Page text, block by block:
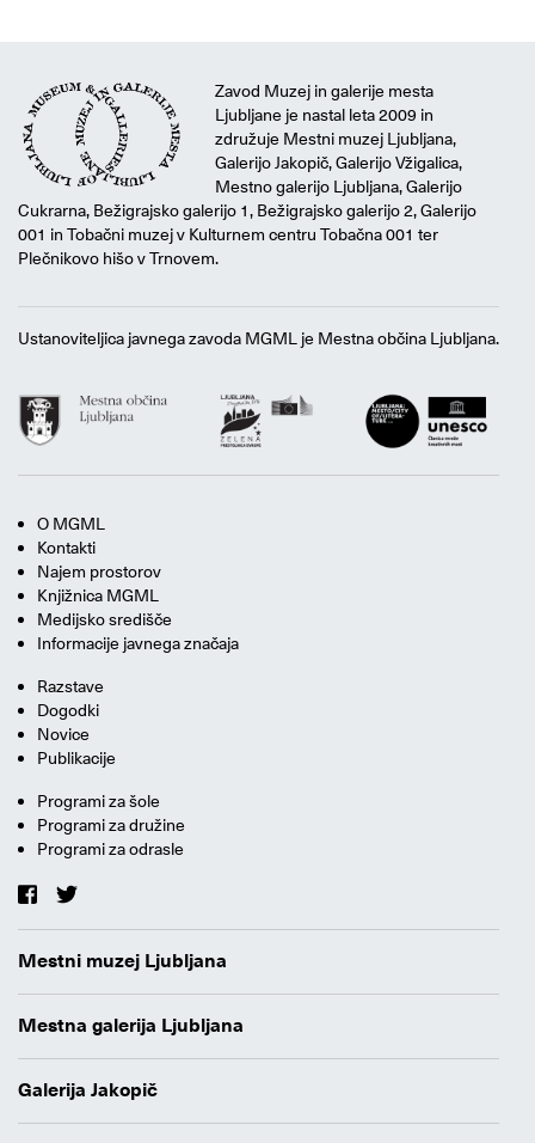
Zavod Muzej in galerije mesta
Ljubljane je nastal leta 2009 in
združuje Mestni muzej Ljubljana,
Galerijo Jakopič, Galerijo Vžigalica,
Mestno galerijo Ljubljana, Galerijo
Cukrarna, Bežigrajsko galerijo 1, Bežigrajsko galerijo 2, Galerijo
001 in Tobačni muzej v Kulturnem centru Tobačna 001 ter
Plečnikovo hišo v Trnovem.
Ustanoviteljica javnega zavoda MGML je Mestna občina Ljubljana.
O MGML
Kontakti
Najem prostorov
Knjižnica MGML
Medijsko središče
Informacije javnega značaja
Razstave
Dogodki
Novice
Publikacije
Programi za šole
Programi za družine
Programi za odrasle
Mestni muzej Ljubljana
Mestna galerija Ljubljana
Galerija Jakopič